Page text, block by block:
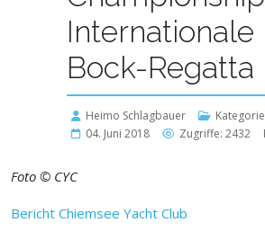
Internationale
Bock-Regatta
Heimo Schlagbauer
04. Juni 2018
Zugriffe: 2432
Foto © CYC
Bericht Chiemsee Yacht Club